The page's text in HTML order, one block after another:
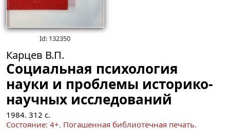
Id: 132350
Карцев В.П.
Социальная психология
науки и проблемы историко-
научных исследований
1984. 312 с.
Состояние: 4+. Погашенная библиотечная печать.